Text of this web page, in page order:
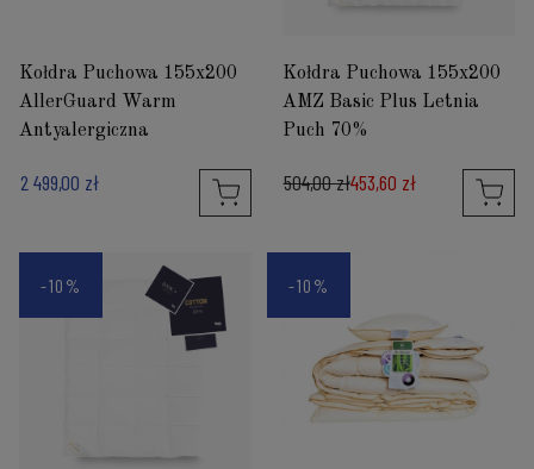
Kołdra Puchowa 155x200
AllerGuard Warm
Antyalergiczna
2 499,00 zł
Kołdra Puchowa 155x200
AMZ Basic Plus Letnia
Puch 70%
504,00 zł453,60 zł
-10% -10%